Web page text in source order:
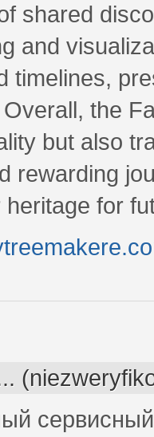
shared
and
timelines,
the
but also
rewarding
for